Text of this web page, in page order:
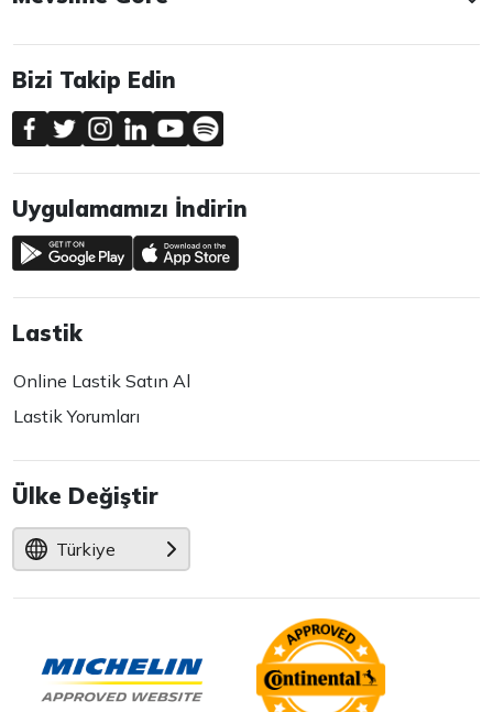
Bizi Takip Edin
Uygulamamızı İndirin
Lastik
Online Lastik Satın Al
Lastik Yorumları
Ülke Değiştir
Türkiye